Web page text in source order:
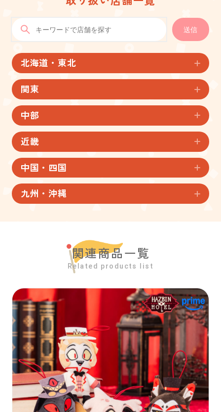
送信
北海道・東北
関東
中部
近畿
中国・四国
九州・沖縄
関連商品一覧
Related products list